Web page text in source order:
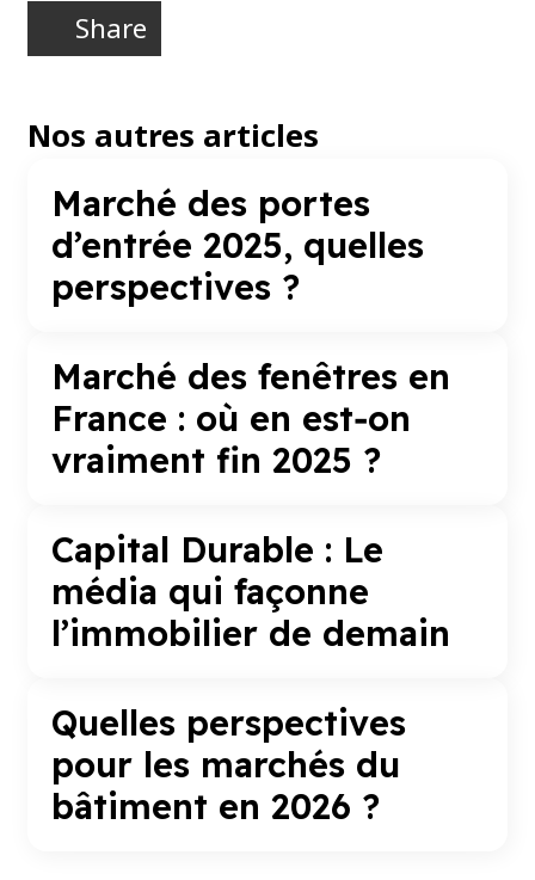
Share
Nos autres articles
Marché des portes
d’entrée 2025, quelles
perspectives ?
Marché des fenêtres en
France : où en est‑on
vraiment fin 2025 ?
Capital Durable : Le
média qui façonne
l’immobilier de demain
Quelles perspectives
pour les marchés du
bâtiment en 2026 ?